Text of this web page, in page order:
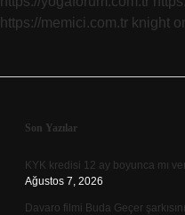
https://memici.com.tr knight
Sidebar
Son Yazılar
KYK kredisi 12 ay boyunca mı
Ağustos 7, 2026
Davaro filmi Buda Geçer